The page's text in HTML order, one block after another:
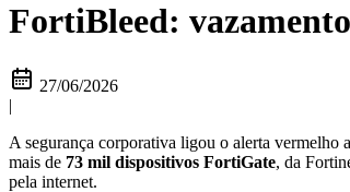
FortiBleed:
27/06/2026
|
A segurança corporativa ligou o alerta vermelho
mais de 73 mil dispositivos FortiGate, da
pela internet.